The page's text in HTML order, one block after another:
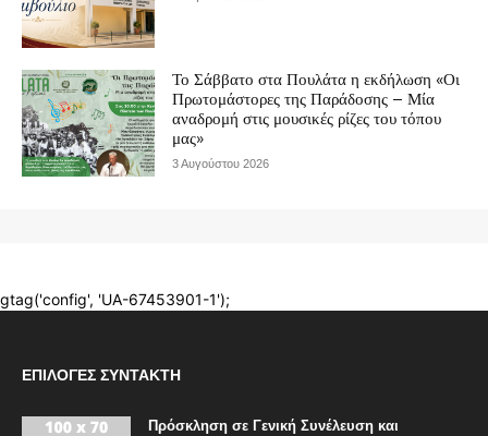
ΕΠΙΛΟΓΈΣ ΣΥΝΤΆΚΤΗ
Πρόσκληση σε Γενική Συνέλευση και